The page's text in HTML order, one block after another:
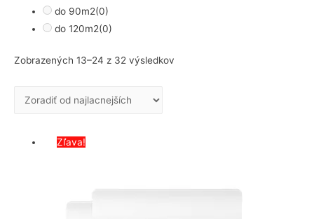
do 90m2(0)
do 120m2(0)
Zobrazených 13–24 z 32 výsledkov
Zľava!